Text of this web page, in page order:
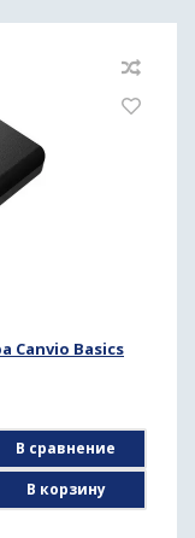
Canvio Basics
В сравнение
В корзину